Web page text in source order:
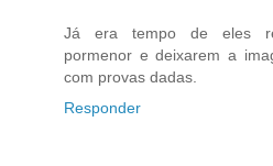
Já era tempo de eles
pormenor e deixarem a
com provas dadas.
Responder